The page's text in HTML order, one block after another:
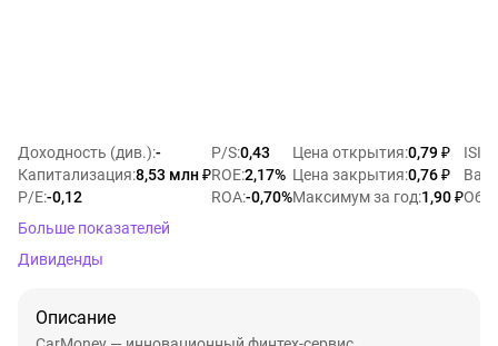
Доходность (див.):-
Капитализация:8,53 млн ₽
P/E:-0,12
P/S:0,43
ROE:2,17%
ROA:-0,70%
Цена открытия:0,79 ₽
Цена закрытия:0,76 ₽
Максимум за год:1,90 ₽
ISIN
Больше показателей
Дивиденды
Описание